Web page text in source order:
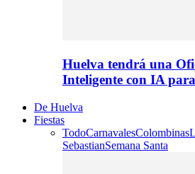
Huelva tendrá una
Inteligente con IA
De Huelva
Fiestas
TodoCarnavalesColombinas
SebastianSemana Santa